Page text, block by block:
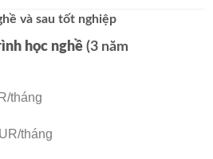
và sau tốt nghiệp
học nghề (3 năm
tháng
tháng